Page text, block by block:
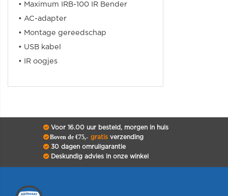
• Maximum IRB-100 IR Bender
• AC-adapter
• Montage gereedschap
• USB kabel
• IR oogjes
Voor 16.00 uur besteld, morgen in huis
Boven de €75,- gratisverzending
30 dagen omruilgarantie
Deskundig advies in onze winkel